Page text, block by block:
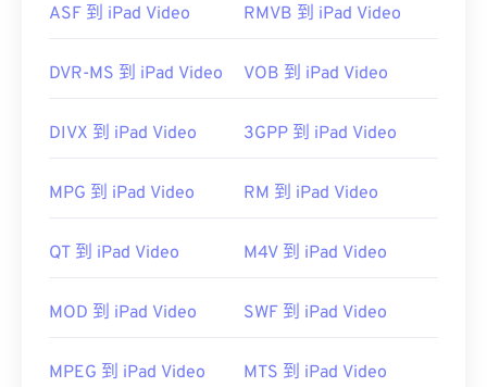
ASF 到 iPad Video RMVB 到 iPad Video
DVR-MS 到 iPad Video VOB 到 iPad Video
DIVX 到 iPad Video 3GPP 到 iPad Video
MPG 到 iPad Video RM 到 iPad Video
QT 到 iPad Video M4V 到 iPad Video
MOD 到 iPad Video SWF 到 iPad Video
MPEG 到 iPad Video MTS 到 iPad Video